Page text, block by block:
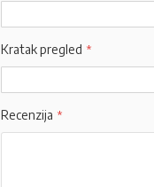
Kratak pregled
Recenzija